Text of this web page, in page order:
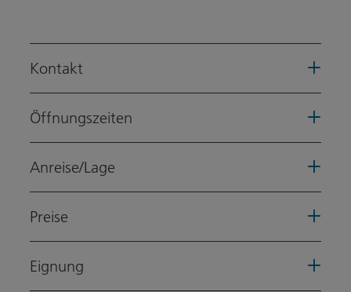
Kontakt
Öffnungszeiten
Anreise/Lage
Preise
Eignung